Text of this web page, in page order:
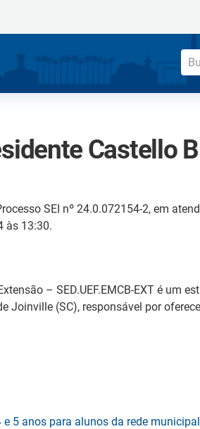
Castello
SEI nº 24.0.072154-2, em
às 13:30.
– SED.UEF.EMCB-EXT é um
Joinville (SC), responsável por
5 anos para alunos da rede